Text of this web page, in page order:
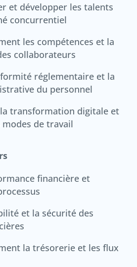
et développer les talents
concurrentiel
les compétences et la
collaborateurs
réglementaire et la
du personnel
transformation digitale et
modes de travail
financière et
et la sécurité des
la trésorerie et les flux